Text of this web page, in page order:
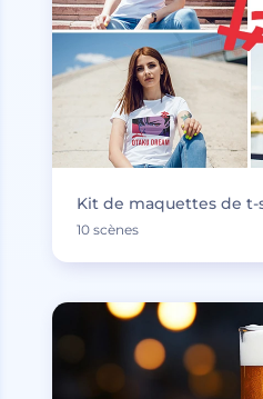
Kit de maquettes de
10 scènes